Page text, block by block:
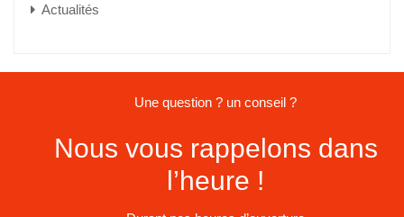
Actualités
Une question ? un conseil ?
Nous vous rappelons dans
l’heure !